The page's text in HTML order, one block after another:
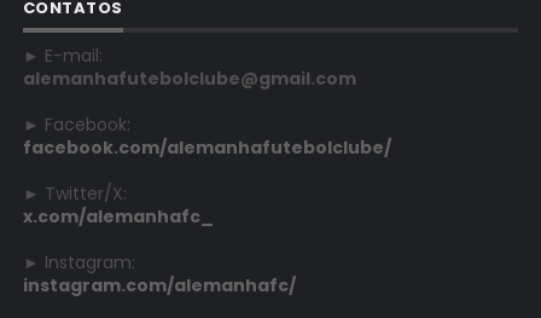
CONTATOS
► E-mail:
alemanhafutebolclube@gmail.com
► Facebook:
facebook.com/alemanhafutebolclube/
► Twitter/X:
x.com/alemanhafc_
► Instagram:
instagram.com/alemanhafc/